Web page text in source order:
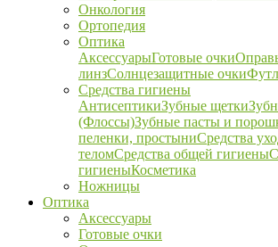
Онкология
Ортопедия
Оптика
АксессуарыГотовые очки
линзСолнцезащитные очки
Средства гигиены
АнтисептикиЗубные щетки
(Флоссы)Зубные пасты и
пеленки, простыниСредства
теломСредства общей гигиены
гигиеныКосметика
Ножницы
Оптика
Аксессуары
Готовые очки